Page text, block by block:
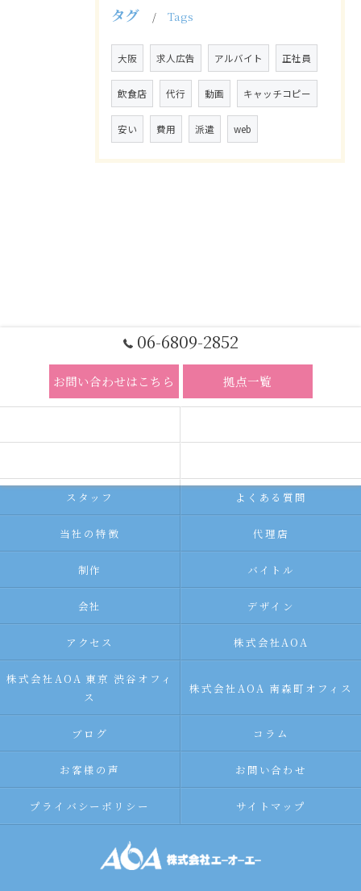
タグ Tags
大阪 求人広告 アルバイト 正社員
飲食店 代行 動画 キャッチコピー
安い 費用 派遣 web
06-6809-2852
お問い合わせはこちら 拠点一覧
スタッフ よくある質問
当社の特徴 代理店
制作 バイトル
会社 デザイン
アクセス 株式会社AOA
株式会社AOA 東京 渋谷オフィ
ス
株式会社AOA 南森町オフィス
ブログ コラム
お客様の声 お問い合わせ
プライバシーポリシー サイトマップ